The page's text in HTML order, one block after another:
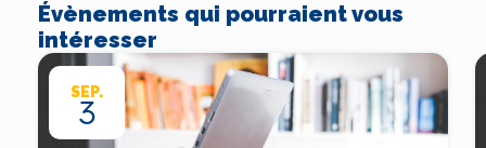
Évènements qui pourraient vous
intéresser
SEP.
3